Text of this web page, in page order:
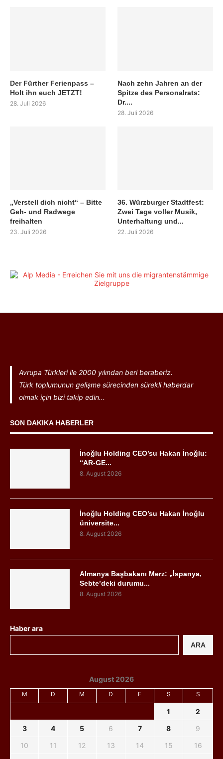
Der Fürther Ferienpass –
Holt ihn euch JETZT!
28. Juli 2026
Nach zehn Jahren an der
Spitze des Personalrats:
Dr....
28. Juli 2026
„Verstell dich nicht“ – Bitte
Geh- und Radwege
freihalten
23. Juli 2026
36. Würzburger Stadtfest:
Zwei Tage voller Musik,
Unterhaltung und...
22. Juli 2026
Avrupa Türkleri ile 2000 yılından beri beraberiz.
Türk toplumunun gelişme sürecinden sürekli haberdar
olmak için bizi takip edin...
SON DAKIKA HABERLER
İnoğlu Holding CEO’su Hakan İnoğlu:
“AR-GE...
8. August 2026
İnoğlu Holding CEO’su Hakan İnoğlu
üniversite...
8. August 2026
Almanya Başbakanı Merz: „İspanya,
Sebte’deki durumu...
8. August 2026
Haber ara
ARA
August 2026
M D M D F S S
1
2
3
4 5 6 7 8
9
10
11 12 13 14 15
16